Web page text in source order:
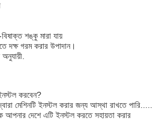
শঙ্কু মারা যায়
দক্ষ গরম করার উপাদান।
করবেন?
মেশিনটি ইনস্টল করার জন্য আস্থা রাখতে পারি.....
আপনার দেশে এটি ইনস্টল করতে সহায়তা করার